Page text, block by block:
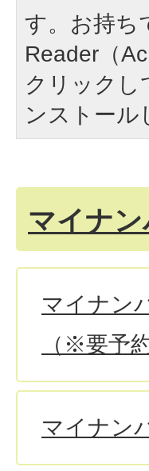
す。お持ち
Reader（
クリックし
ンストール
マイナ
マイナン
（※要予約
マイナン